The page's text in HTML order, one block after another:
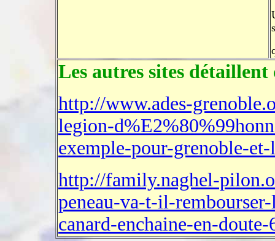
Les autres sites
http://www.ades-
legion-
exemple-pour-grenoble-
http://family.naghel-
peneau-va-t-il-
canard-enchaine-en-